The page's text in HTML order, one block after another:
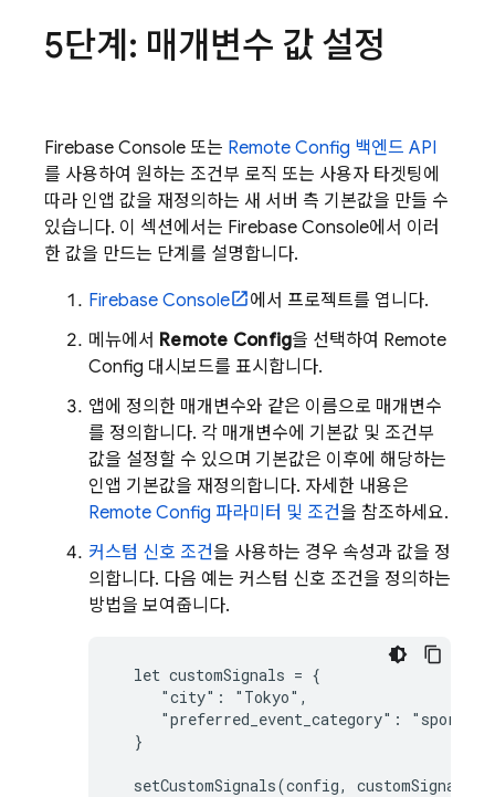
5단계: 매개변수 값 설정
Firebase Console 또는 Remote Config 백엔드 API
를 사용하여 원하는 조건부 로직 또는 사용자 타겟팅에
따라 인앱 값을 재정의하는 새 서버 측 기본값을 만들 수
있습니다. 이 섹션에서는 Firebase Console에서 이러
한 값을 만드는 단계를 설명합니다.
Firebase Console
에서 프로젝트를 엽니다.
메뉴에서 Remote Config을 선택하여 Remote
Config 대시보드를 표시합니다.
앱에 정의한 매개변수와 같은 이름으로 매개변수
를 정의합니다. 각 매개변수에 기본값 및 조건부
값을 설정할 수 있으며 기본값은 이후에 해당하는
인앱 기본값을 재정의합니다. 자세한 내용은
Remote Config 파라미터 및 조건을 참조하세요.
커스텀 신호 조건을 사용하는 경우 속성과 값을 정
의합니다. 다음 예는 커스텀 신호 조건을 정의하는
방법을 보여줍니다.
  let customSignals = {
     "city": "Tokyo",
     "preferred_event_category": "sports"
  }
  setCustomSignals(config, customSignals);